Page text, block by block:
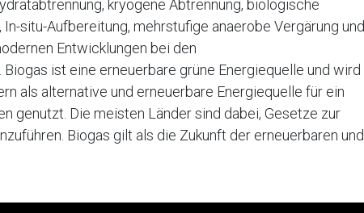
kryogene Abtrennung, biologische
situ-Aufbereitung, mehrstufige anaerobe Vergärung und
Entwicklungen bei den
ist eine erneuerbare grüne Energiequelle und wird
als alternative und erneuerbare Energiequelle für ein
genutzt. Die meisten Länder sind dabei, Gesetze zur
Biogas gilt als die Zukunft der erneuerbaren und